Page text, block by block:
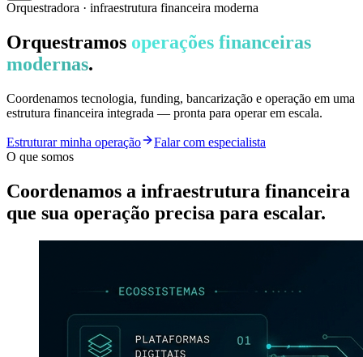
Orquestradora · infraestrutura financeira moderna
Orquestramos operações financeiras
modernas.
Coordenamos tecnologia, funding, bancarização e operação em uma
estrutura financeira integrada — pronta para operar em escala.
Estruturar minha operação
Falar com especialista
O que somos
Coordenamos a infraestrutura financeira
que sua operação precisa para escalar.